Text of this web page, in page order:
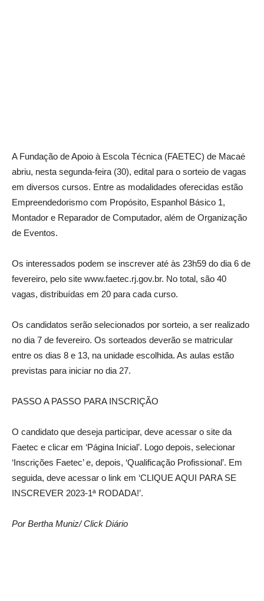
A Fundação de Apoio à Escola Técnica (FAETEC) de Macaé
abriu, nesta segunda-feira (30), edital para o sorteio de vagas
em diversos cursos. Entre as modalidades oferecidas estão
Empreendedorismo com Propósito, Espanhol Básico 1,
Montador e Reparador de Computador, além de Organização
de Eventos.
Os interessados podem se inscrever até às 23h59 do dia 6 de
fevereiro, pelo site www.faetec.rj.gov.br. No total, são 40
vagas, distribuídas em 20 para cada curso.
Os candidatos serão selecionados por sorteio, a ser realizado
no dia 7 de fevereiro. Os sorteados deverão se matricular
entre os dias 8 e 13, na unidade escolhida. As aulas estão
previstas para iniciar no dia 27.
PASSO A PASSO PARA INSCRIÇÃO
O candidato que deseja participar, deve acessar o site da
Faetec e clicar em ‘Página Inicial’. Logo depois, selecionar
‘Inscrições Faetec’ e, depois, ‘Qualificação Profissional’. Em
seguida, deve acessar o link em ‘CLIQUE AQUI PARA SE
INSCREVER 2023-1ª RODADA!’.
Por Bertha Muniz/ Click Diário